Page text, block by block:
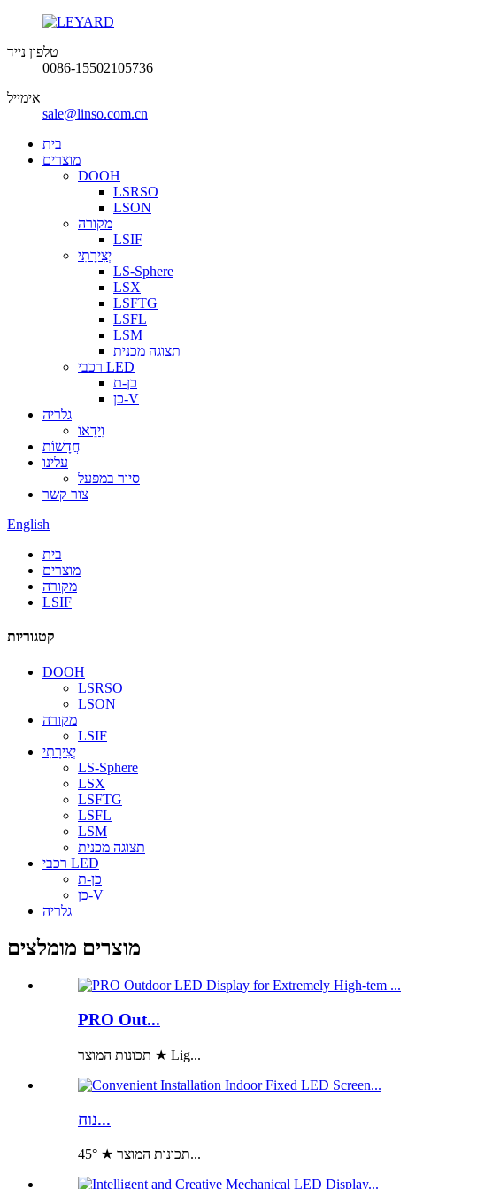
טלפון נייד
0086-15502105736
אימייל
sale@linso.com.cn
בית
מוצרים
DOOH
LSRSO
LSON
מקורה
LSIF
יְצִירָתִי
LS-Sphere
LSX
LSFTG
LSFL
LSM
תצוגה מכנית
רכבי LED
כן-ת
כן-V
גלריה
וִידֵאוֹ
חֲדָשׁוֹת
עלינו
סיור במפעל
צור קשר
English
בית
מוצרים
מקורה
LSIF
קטגוריות
DOOH
LSRSO
LSON
מקורה
LSIF
יְצִירָתִי
LS-Sphere
LSX
LSFTG
LSFL
LSM
תצוגה מכנית
רכבי LED
כן-ת
כן-V
גלריה
מוצרים מומלצים
PRO Out...
תכונות המוצר ★ Lig...
נוח...
תכונות המוצר ★ 45°...